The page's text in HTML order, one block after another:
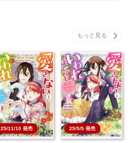
25/11/10 発売 25/5/5 発売